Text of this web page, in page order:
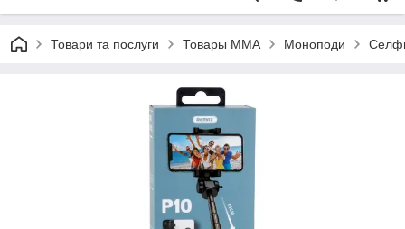
Товари та послуги Товары MMA Моноподи